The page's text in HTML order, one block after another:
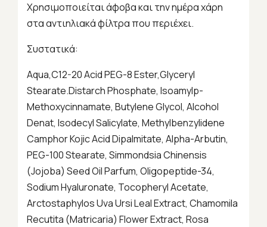
Χρησιμοποιείται άφοβα και την ημέρα χάρη
στα αντιηλιακά φίλτρα που περιέχει.
Συστατικά:
Aqua,C12-20 Acid PEG-8 Ester,Glyceryl
Stearate.Distarch Phosphate, Isoamylp-
Methoxycinnamate, Butylene Glycol, Alcohol
Denat, Isodecyl Salicylate, Methylbenzylidene
Camphor Kojic Acid Dipalmitate, Alpha-Arbutin,
PEG-100 Stearate, Simmondsia Chinensis
(Jojoba) Seed Oil Parfum, Oligopeptide-34,
Sodium Hyaluronate, Tocopheryl Acetate,
Arctostaphylos Uva Ursi Leal Extract, Chamomila
Recutita (Matricaria) Flower Extract, Rosa